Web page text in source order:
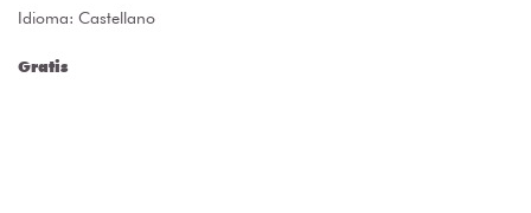
Idioma: Castellano
Gratis